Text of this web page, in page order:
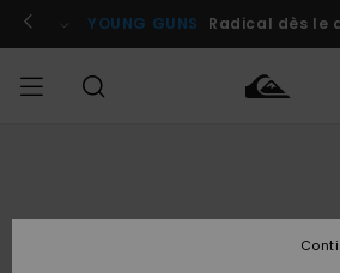
l'information
le
Se connecter / s'inscrire
YOUNG GUNS Radical dès le